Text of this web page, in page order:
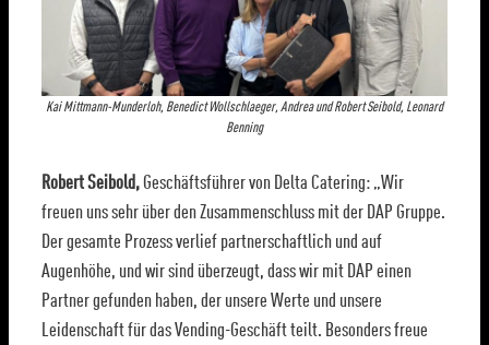
Kai Mittmann-Munderloh, Benedict Wollschlaeger, Andrea und Robert Seibold, Leonard
Benning
Robert Seibold,Geschäftsführer von Delta Catering: „Wir
freuen uns sehr über den Zusammenschluss mit der DAP Gruppe.
Der gesamte Prozess verlief partnerschaftlich und auf
Augenhöhe, und wir sind überzeugt, dass wir mit DAP einen
Partner gefunden haben, der unsere Werte und unsere
Leidenschaft für das Vending-Geschäft teilt. Besonders freue